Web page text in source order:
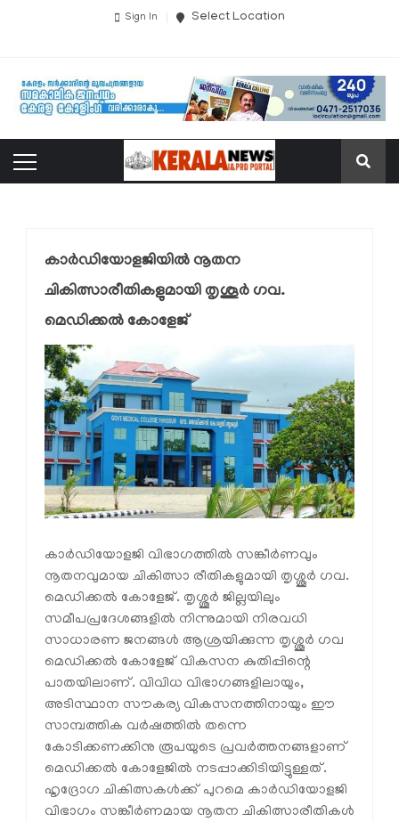
Sign In Select Location
കാർഡിയോളജിയിൽ നൂതന
ചികിത്സാരീതികളുമായി തൃശൂർ ഗവ.
മെഡിക്കൽ കോളേജ്
കാർഡിയോളജി വിഭാഗത്തിൽ സങ്കീർണവും
നൂതനവുമായ ചികിത്സാ രീതികളുമായി തൃശ്ശൂർ ഗവ.
മെഡിക്കൽ കോളേജ്. തൃശ്ശൂർ ജില്ലയിലും
സമീപപ്രദേശങ്ങളിൽ നിന്നുമായി നിരവധി
സാധാരണ ജനങ്ങൾ ആശ്രയിക്കുന്ന തൃശ്ശൂർ ഗവ
മെഡിക്കൽ കോളേജ് വികസന കുതിപ്പിന്റെ
പാതയിലാണ്. വിവിധ വിഭാഗങ്ങളിലായും,
അടിസ്ഥാന സൗകര്യ വികസനത്തിനായും ഈ
സാമ്പത്തിക വർഷത്തിൽ തന്നെ
കോടിക്കണക്കിനു രൂപയുടെ പ്രവർത്തനങ്ങളാണ്
മെഡിക്കൽ കോളേജിൽ നടപ്പാക്കിടിയിട്ടുള്ളത്.
ഹൃദ്രോഗ ചികിത്സകൾക്ക് പുറമെ കാർഡിയോളജി
വിഭാഗം സങ്കീർണമായ നൂതന ചികിത്സാരീതികൾ